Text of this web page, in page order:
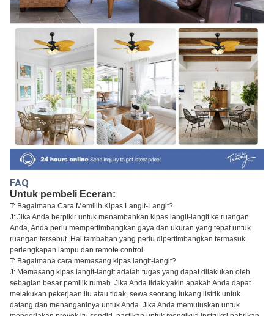
FAQ
Untuk pembeli Eceran:
T: Bagaimana Cara Memilih Kipas Langit-Langit?
J: Jika Anda berpikir untuk menambahkan kipas langit-langit ke ruangan
Anda, Anda perlu mempertimbangkan gaya dan ukuran yang tepat untuk
ruangan tersebut. Hal tambahan yang perlu dipertimbangkan termasuk
perlengkapan lampu dan remote control.
T: Bagaimana cara memasang kipas langit-langit?
J: Memasang kipas langit-langit adalah tugas yang dapat dilakukan oleh
sebagian besar pemilik rumah. Jika Anda tidak yakin apakah Anda dapat
melakukan pekerjaan itu atau tidak, sewa seorang tukang listrik untuk
datang dan menanganinya untuk Anda. Jika Anda memutuskan untuk